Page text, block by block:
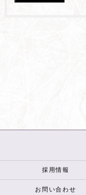
採用情報
お問い合わせ